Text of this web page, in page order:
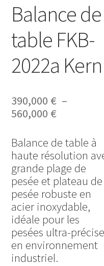
Balance de
table FKB-
2022a Kern
390,000 € –
560,000 €Plage
prix :
390,000 €
à
560,000 €
Balance de table à
haute résolution
grande plage de
pesée et plateau de
pesée robuste en
acier inoxydable,
idéale pour les
pesées ultra-
en environnement
industriel.